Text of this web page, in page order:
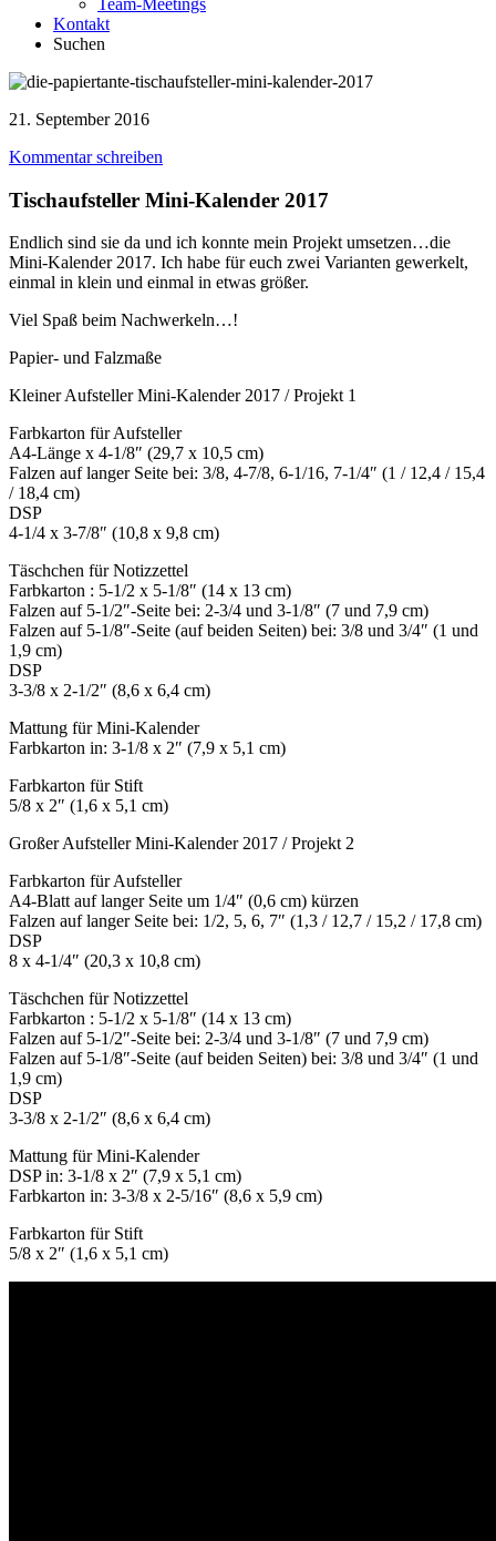
Team-Meetings
Kontakt
Suchen
21. September 2016
Kommentar schreiben
Tischaufsteller Mini-Kalender 2017
Endlich sind sie da und ich konnte mein Projekt umsetzen…die
Mini-Kalender 2017. Ich habe für euch zwei Varianten gewerkelt,
einmal in klein und einmal in etwas größer.
Viel Spaß beim Nachwerkeln…!
Papier- und Falzmaße
Kleiner Aufsteller Mini-Kalender 2017 / Projekt 1
Farbkarton für Aufsteller
A4-Länge x 4-1/8″ (29,7 x 10,5 cm)
Falzen auf langer Seite bei: 3/8, 4-7/8, 6-1/16, 7-1/4″ (1 / 12,4 / 15,4
/ 18,4 cm)
DSP
4-1/4 x 3-7/8″ (10,8 x 9,8 cm)
Täschchen für Notizzettel
Farbkarton : 5-1/2 x 5-1/8″ (14 x 13 cm)
Falzen auf 5-1/2″-Seite bei: 2-3/4 und 3-1/8″ (7 und 7,9 cm)
Falzen auf 5-1/8″-Seite (auf beiden Seiten) bei: 3/8 und 3/4″ (1 und
1,9 cm)
DSP
3-3/8 x 2-1/2″ (8,6 x 6,4 cm)
Mattung für Mini-Kalender
Farbkarton in: 3-1/8 x 2″ (7,9 x 5,1 cm)
Farbkarton für Stift
5/8 x 2″ (1,6 x 5,1 cm)
Großer Aufsteller Mini-Kalender 2017 / Projekt 2
Farbkarton für Aufsteller
A4-Blatt auf langer Seite um 1/4″ (0,6 cm) kürzen
Falzen auf langer Seite bei: 1/2, 5, 6, 7″ (1,3 / 12,7 / 15,2 / 17,8 cm)
DSP
8 x 4-1/4″ (20,3 x 10,8 cm)
Täschchen für Notizzettel
Farbkarton : 5-1/2 x 5-1/8″ (14 x 13 cm)
Falzen auf 5-1/2″-Seite bei: 2-3/4 und 3-1/8″ (7 und 7,9 cm)
Falzen auf 5-1/8″-Seite (auf beiden Seiten) bei: 3/8 und 3/4″ (1 und
1,9 cm)
DSP
3-3/8 x 2-1/2″ (8,6 x 6,4 cm)
Mattung für Mini-Kalender
DSP in: 3-1/8 x 2″ (7,9 x 5,1 cm)
Farbkarton in: 3-3/8 x 2-5/16″ (8,6 x 5,9 cm)
Farbkarton für Stift
5/8 x 2″ (1,6 x 5,1 cm)